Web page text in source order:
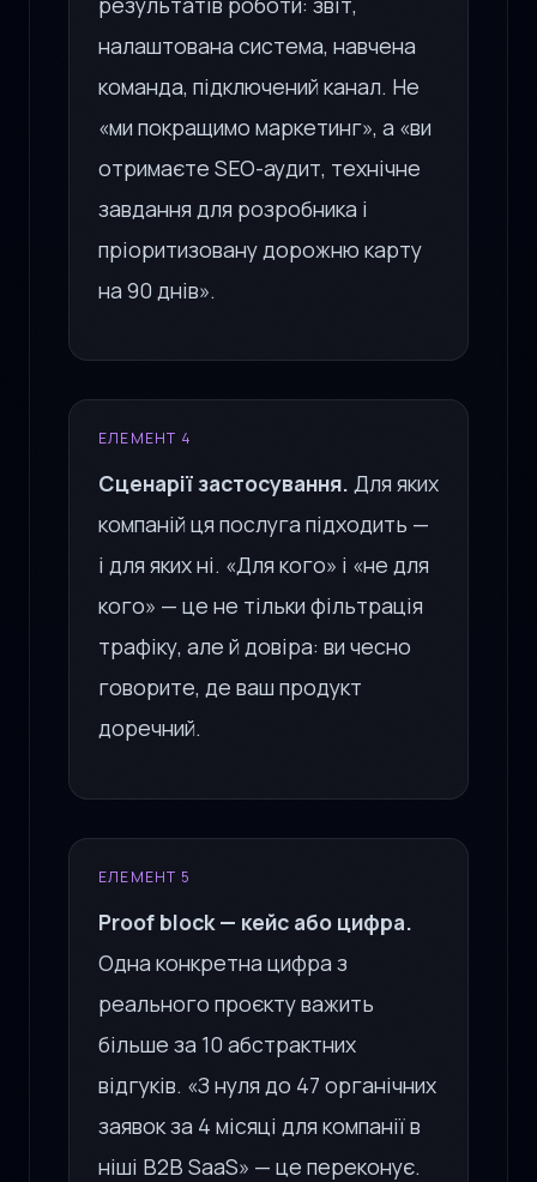
налаштована система, навчена
команда, підключений канал. Не
«ми покращимо маркетинг», а «ви
отримаєте SEO-аудит, технічне
завдання для розробника і
пріоритизовану дорожню карту
на 90 днів».
ЕЛЕМЕНТ 4
Сценарії застосування. Для яких
компаній ця послуга підходить —
і для яких ні. «Для кого» і «не для
кого» — це не тільки фільтрація
трафіку, але й довіра: ви чесно
говорите, де ваш продукт
доречний.
ЕЛЕМЕНТ 5
Proof block — кейс або цифра.
Одна конкретна цифра з
реального проєкту важить
більше за 10 абстрактних
відгуків. «З нуля до 47 органічних
заявок за 4 місяці для компанії в
ніші B2B SaaS» — це переконує.